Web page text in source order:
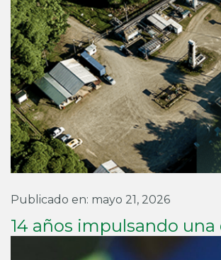
Publicado en: mayo 21, 2026
14 años impulsando